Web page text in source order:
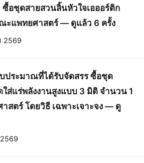
ซื้อชุดสายสวนลิ้นหัวใจเอออร์ติก
ะแพทยศาสตร์ — ดูแล้ว 6 ครั้ง
2569
บประมาณที่ได้รับจัดสรร ซื้อชุด
ใส่แร่พลังงานสูงแบบ 3 มิติ จำนวน 1
สตร์ โดยวิธี เฉพาะเจาะจง — ดู